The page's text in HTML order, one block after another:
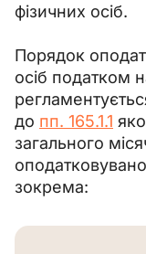
фізичних осіб.
Порядок
осіб податком
до пп. 165.1.1
загального
зокрема: